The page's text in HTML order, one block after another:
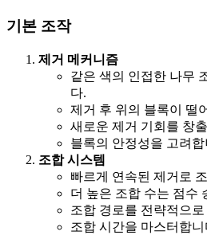
기본 조작
제거 메커니즘
같은 색의 인접한 나무
다.
제거 후 위의 블록이 떨
새로운 제거 기회를 창
블록의 안정성을 고려합
조합 시스템
빠르게 연속된 제거로
더 높은 조합 수는 점수
조합 경로를 전략적으
조합 시간을 마스터합니